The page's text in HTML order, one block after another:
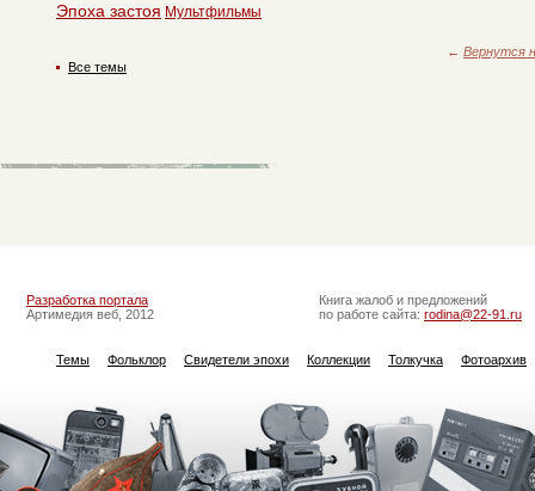
← Вернутся
Эпоха застоя Мультфильмы
Все темы
Разработка портала
Артимедия веб, 2012
Книга жалоб и предложений
по работе сайта: rodina@22-91.ru
Темы Фольклор Свидетели эпохи Коллекции Толкучка Фотоархив